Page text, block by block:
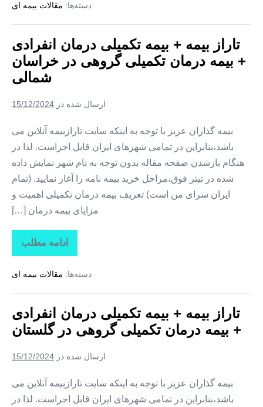
بیمه
درمان
+
بیمه
درمان
تکمیلی
گروهی
خراسان
جنوبی
دسته‌ها: مقالات بیمه ای
تاراز بیمه + بیمه تکمیلی درمان انفرادی
+ بیمه درمان تکمیلی گروهی در خراسان
شمالی
ارسال شده در 15/12/2024
بیمه گذاران عزیز با توجه به اینکه سایت تارازبیمه آنلاین می
باشد،بنابراین در تمامی شهرهای ایران قابل اجراست. لذا در
هنگام بازشدن صفحه مقاله بدون توجه به نام شهر نمایش داده
شده در تیتر فوق،مراحل خرید بیمه نامه را آغاز نمایید. (تمام
ایران سرای من است) تعریف بیمه درمان تکمیلی اهمیت و
مزایای بیمه درمان […]
ادامه مطلب
تاراز
بیمه
بیمه
درمان
+
بیمه
درمان
در
شمالی
دسته‌ها: مقالات بیمه ای
تاراز بیمه + بیمه تکمیلی درمان انفرادی
+ بیمه درمان تکمیلی گروهی در گلستان
ارسال شده در 15/12/2024
بیمه گذاران عزیز با توجه به اینکه سایت تارازبیمه آنلاین می
باشد،بنابراین در تمامی شهرهای ایران قابل اجراست. لذا در